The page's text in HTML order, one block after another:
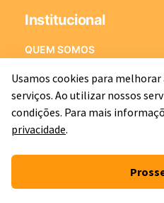
Institucional
QUEM SOMOS
TERMOS DE USO
POLÍTICA DE PRIVACIDADE
Suporte